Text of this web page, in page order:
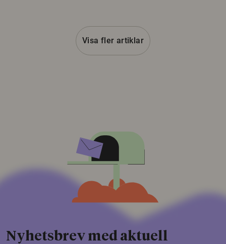
Visa fler artiklar
Nyhetsbrev med aktuell